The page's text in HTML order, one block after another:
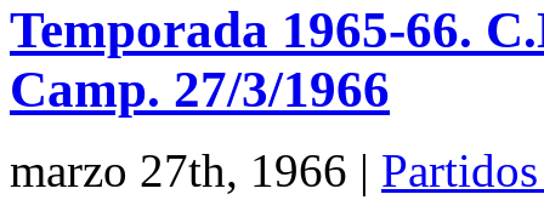
Temporada 1965-66.
Camp. 27/3/1966
marzo 27th, 1966 |